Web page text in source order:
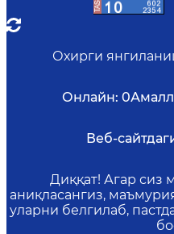
Охирги
Онлайн: 0
Веб-
Диққат! Агар сиз
аниқласангиз,
уларни белгилаб,